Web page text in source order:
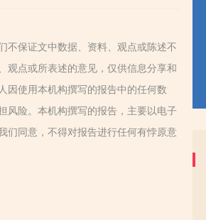
不保证文中数据、资料、观点或陈述不
观点或所表述的意见，仅供信息分享和
因使用本机构撰写的报告中的任何数
风险。本机构撰写的报告，主要以电子
们同意，不得对报告进行任何有悖原意